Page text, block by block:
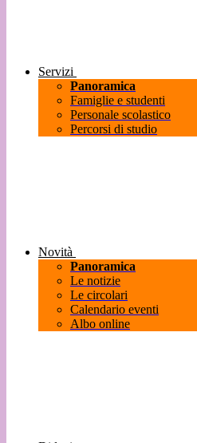
Servizi
Panoramica
Famiglie e studenti
Personale scolastico
Percorsi di studio
Novità
Panoramica
Le notizie
Le circolari
Calendario eventi
Albo online